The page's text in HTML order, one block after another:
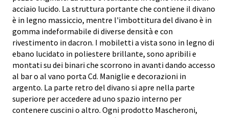
acciaio lucido. La struttura portante che contiene il divano
è in legno massiccio, mentre l'imbottitura del divano è in
gomma indeformabile di diverse densità e con
rivestimento in dacron. I mobiletti a vista sono in legno di
ebano lucidato in poliestere brillante, sono apribili e
montati su dei binari che scorrono in avanti dando accesso
al bar o al vano porta Cd. Maniglie e decorazioni in
argento. La parte retro del divano si apre nella parte
superiore per accedere ad uno spazio interno per
contenere cuscini o altro. Ogni prodotto Mascheroni,